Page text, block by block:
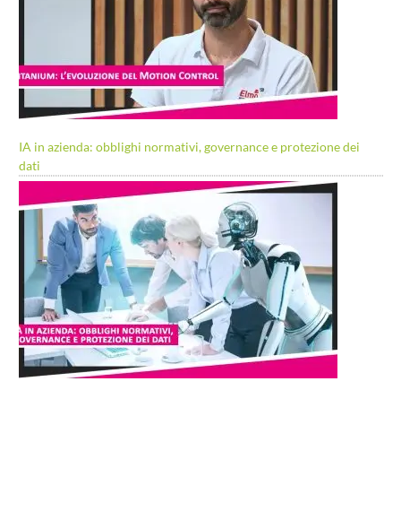
IA in azienda: obblighi normativi, governance e protezione dei
dati